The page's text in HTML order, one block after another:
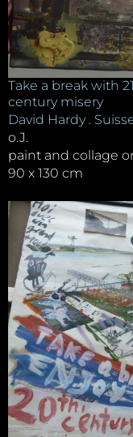
Take a break with
century misery
David Hardy .
o.J.
paint and collage
90 x 130 cm